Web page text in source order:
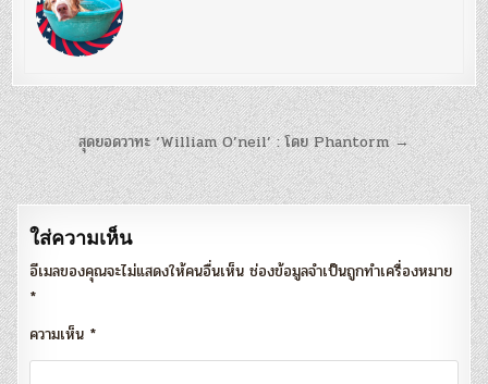
แนะแนว
เรื่อง
สุดยอดวาทะ ‘William O’neil’ : โดย Phantorm →
ใส่ความเห็น
อีเมลของคุณจะไม่แสดงให้คนอื่นเห็น ช่องข้อมูลจำเป็นถูกทำเครื่องหมาย
*
ความเห็น *